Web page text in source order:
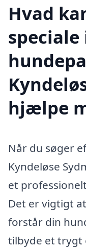
Hvad
speciale
hjælpe
Når du søger
Kyndeløse
et
Det er vigtigt
forstår din
tilbyde et trygt